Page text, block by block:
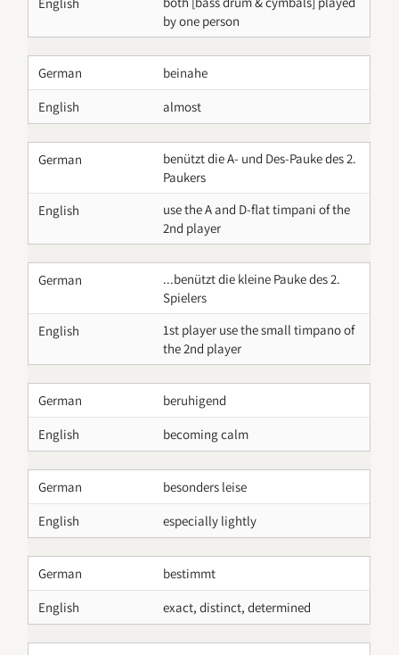
English
by one person
German
beinahe
English
almost
German
benützt die A- und Des-Pauke des 2.
Paukers
English
use the A and D-flat timpani of the
2nd player
German
...benützt die kleine Pauke des 2.
Spielers
English
1st player use the small timpano of
the 2nd player
German
beruhigend
English
becoming calm
German
besonders leise
English
especially lightly
German
bestimmt
English
exact, distinct, determined